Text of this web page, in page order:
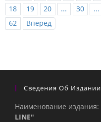
18
19 20 ... 30 ...
62
Вперед
Сведения Об Издании
Наименование издания:
LINE"